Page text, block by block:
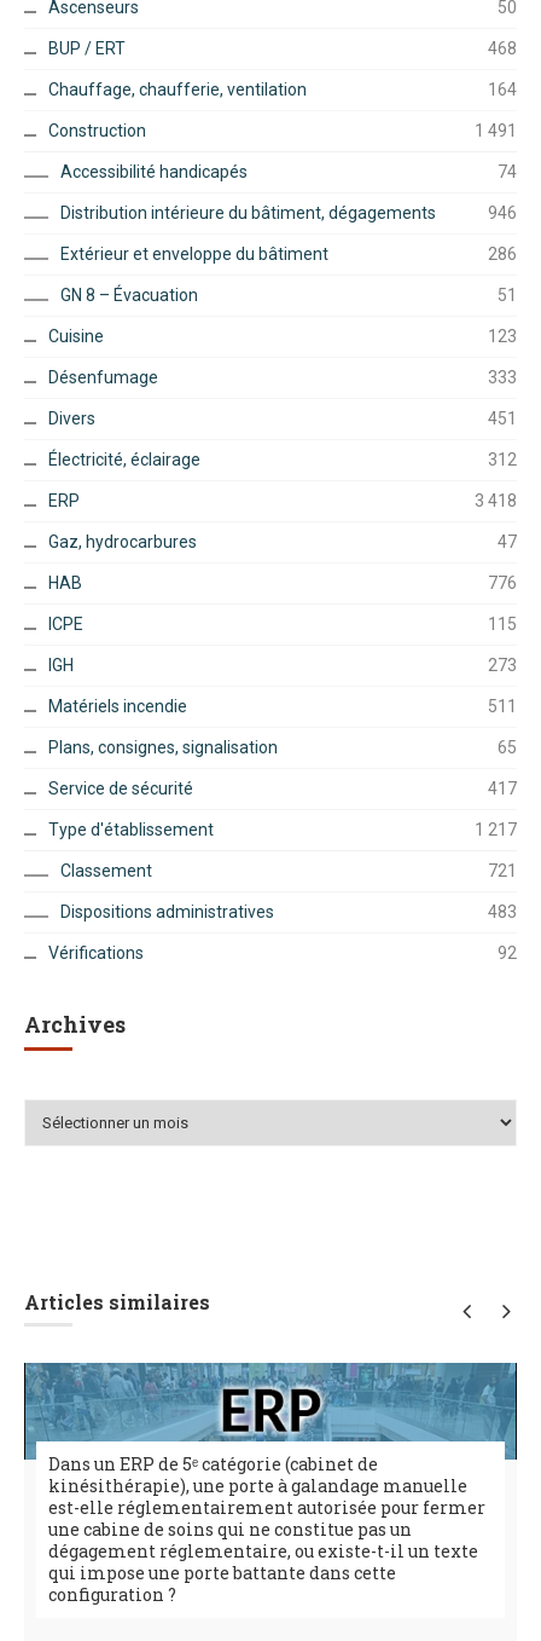
Ascenseurs 50
BUP / ERT 468
Chauffage, chaufferie, ventilation 164
Construction 1 491
Accessibilité handicapés 74
Distribution intérieure du bâtiment, dégagements 946
Extérieur et enveloppe du bâtiment 286
GN 8 – Évacuation 51
Cuisine 123
Désenfumage 333
Divers 451
Électricité, éclairage 312
ERP 3 418
Gaz, hydrocarbures 47
HAB 776
ICPE 115
IGH 273
Matériels incendie 511
Plans, consignes, signalisation 65
Service de sécurité 417
Type d'établissement 1 217
Classement 721
Dispositions administratives 483
Vérifications 92
Archives
Archives
Articles similaires
Dans un ERP de 5ᵉ catégorie (cabinet de
kinésithérapie), une porte à galandage manuelle
est-elle réglementairement autorisée pour fermer
une cabine de soins qui ne constitue pas un
dégagement réglementaire, ou existe-t-il un texte
qui impose une porte battante dans cette
configuration ?